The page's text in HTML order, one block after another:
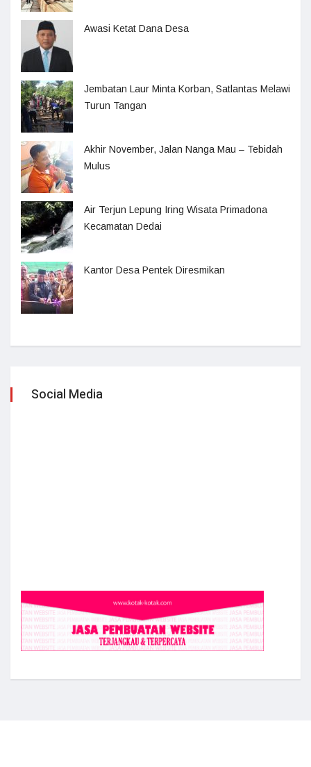
Awasi Ketat Dana Desa
Jembatan Laur Minta Korban, Satlantas Melawi
Turun Tangan
Akhir November, Jalan Nanga Mau – Tebidah
Mulus
Air Terjun Lepung Iring Wisata Primadona
Kecamatan Dedai
Kantor Desa Pentek Diresmikan
Social Media